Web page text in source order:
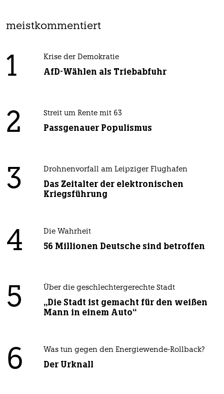
meistkommentiert
1 Krise der Demokratie
AfD-Wählen als Triebabfuhr
2 Streit um Rente mit 63
Passgenauer Populismus
3 Drohnenvorfall am Leipziger Flughafen
Das Zeitalter der elektronischen
Kriegsführung
4 Die Wahrheit
56 Millionen Deutsche sind betroffen
5 Über die geschlechtergerechte Stadt
„Die Stadt ist gemacht für den weißen
Mann in einem Auto“
6 Was tun gegen den Energiewende-Rollback?
Der Urknall